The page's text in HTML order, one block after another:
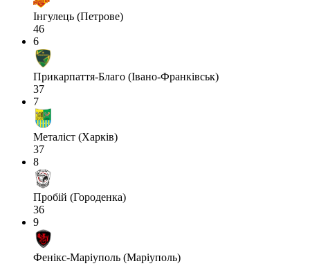
Інгулець (Петрове)
46
6
Прикарпаття-Благо (Івано-Франківськ)
37
7
Металіст (Харків)
37
8
Пробій (Городенка)
36
9
Фенікс-Маріуполь (Маріуполь)